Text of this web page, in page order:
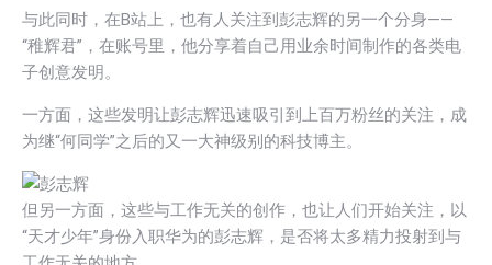
与此同时，在B站上，也有人关注到彭志辉的另一个分身——
“稚辉君”，在账号里，他分享着自己用业余时间制作的各类电
子创意发明。
一方面，这些发明让彭志辉迅速吸引到上百万粉丝的关注，成
为继“何同学”之后的又一大神级别的科技博主。
但另一方面，这些与工作无关的创作，也让人们开始关注，以
“天才少年”身份入职华为的彭志辉，是否将太多精力投射到与